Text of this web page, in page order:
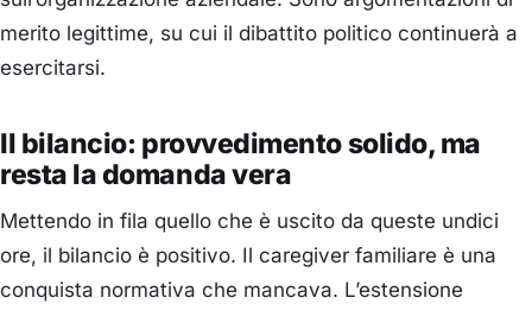
merito legittime, su cui il dibattito politico continuerà a
esercitarsi.
Il bilancio: provvedimento solido, ma
resta la domanda vera
Mettendo in fila quello che è uscito da queste undici
ore, il bilancio è positivo. Il caregiver familiare è una
conquista normativa che mancava. L’estensione